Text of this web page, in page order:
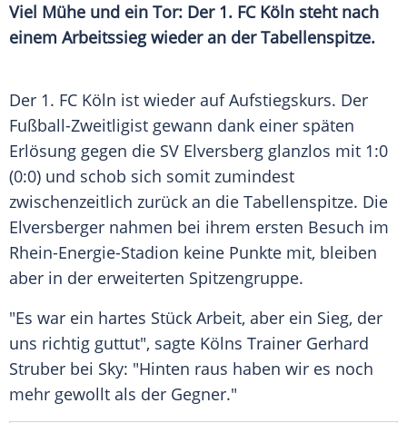
Viel Mühe und ein Tor: Der 1. FC Köln steht nach
einem Arbeitssieg wieder an der Tabellenspitze.
Der 1. FC Köln ist wieder aufAufstiegskurs. Der
Fußball-Zweitligist gewann dank einer späten
Erlösung gegen die SV Elversberg glanzlos mit 1:0
(0:0) und schob sich somit zumindest
zwischenzeitlich zurück an die Tabellenspitze. Die
Elversberger nahmen bei ihrem ersten Besuch im
Rhein-Energie-Stadion keine Punkte mit, bleiben
aber in der erweiterten Spitzengruppe.
"Es war ein hartes Stück Arbeit, aber ein Sieg, der
uns richtig guttut", sagte Kölns Trainer Gerhard
Struber bei Sky: "Hinten raus haben wir es noch
mehr gewollt als der Gegner."